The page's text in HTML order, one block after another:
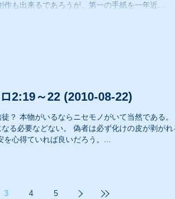
創作も出来るであろうが、第一の手紙を一年近...
2:19～22 (2010-08-22)
。 しか
必ず化けの皮が剥がれるとき
見分ける目安を心得ていれば良いだろう。...
3 4 5